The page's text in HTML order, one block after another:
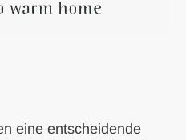
eine entscheidende